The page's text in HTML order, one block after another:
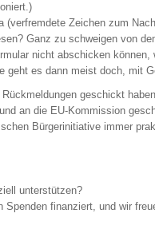
(verfremdete Zeichen zum
Ganz zu schweigen von
nicht abschicken können,
geht es dann meist doch, mit
geschickt
an die EU-Kommission
Bürgerinitiative immer
unterstützen?
Spenden finanziert, und wir